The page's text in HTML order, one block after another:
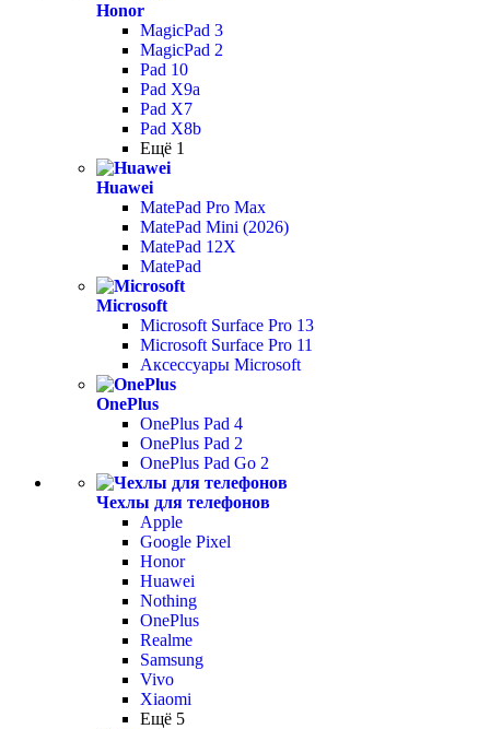
Honor
MagicPad 3
MagicPad 2
Pad 10
Pad X9a
Pad X7
Pad X8b
Ещё 1
Huawei
MatePad Pro Max
MatePad Mini (2026)
MatePad 12X
MatePad
Microsoft
Microsoft Surface Pro 13
Microsoft Surface Pro 11
Аксессуары Microsoft
OnePlus
OnePlus Pad 4
OnePlus Pad 2
OnePlus Pad Go 2
Чехлы для телефонов
Apple
Google Pixel
Honor
Huawei
Nothing
OnePlus
Realme
Samsung
Vivo
Xiaomi
Ещё 5